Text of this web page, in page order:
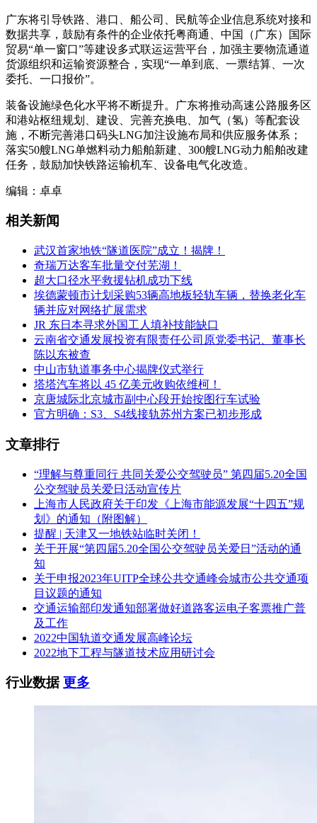
广东将引导铁路、港口、船公司、民航等企业信息系统对接和
数据共享，鼓励有条件的企业依托粤商通、中国（广东）国际
贸易“单一窗口”等建设多式联运运营平台，加强主要物流通道
货源组织和运输资源整合，实现“一单到底、一票结算、一次
委托、一口报价”。
装备设施绿色化水平将不断提升。广东将推动高速公路服务区
和港站枢纽规划、建设、完善充换电、加气（氢）等配套设
施，不断完善港口码头LNG加注设施布局和供应服务体系；
落实50艘LNG单燃料动力船舶新建、300艘LNG动力船舶改建
任务，鼓励加快铁路运输机车、设备电气化改造。
编辑：卓卓
相关新闻
武汉首家地铁“隧道医院”成立！揭牌！
奇瑞万达客车批量交付芜湖！
超大口径水平救援钻机成功下线
埃德蒙顿市计划采购53辆高地板轻轨车辆，替换老化车
辆并应对网络扩展需求
JR 东日本寻求外国工人填补技能缺口
云南省交通发展投资有限责任公司原党委书记、董事长
陈以东被查
中山市轨道事务中心揭牌仪式举行
塔塔汽车将以 45 亿美元收购依维柯！
京唐城际北京城市副中心段开始按图行车试验
官方明确：S3、S4线接轨苏州方案已初步形成
文章排行
“理解与尊重同行 共同关爱公交驾驶员” 第四届5.20全国
公交驾驶员关爱日活动宣传片
上海市人民政府关于印发《上海市能源发展“十四五”规
划》的通知（附图解）
提醒 | 天津又一地铁站临时关闭！
关于开展“第四届5.20全国公交驾驶员关爱日”活动的通
知
关于申报2023年UITP全球公共交通峰会城市公共交通项
目议题的通知
交通运输部印发通知部署做好道路客运电子客票推广普
及工作
2022中国轨道交通发展高峰论坛
2022地下工程与隧道技术应用研讨会
行业数据更多